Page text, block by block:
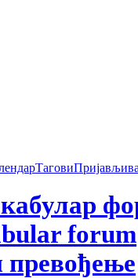
Тагови
forum